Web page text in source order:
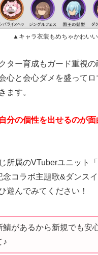
▲キャラ衣装もめちゃかわいい
ター育成もガード重視
心と会心ダメを盛って
ます。
分の個性を出せるのが
所属のVTuberユニット
コラボ主題歌&ダンスイ
遊んでみてください！
鯖があるから新規でも安
♪